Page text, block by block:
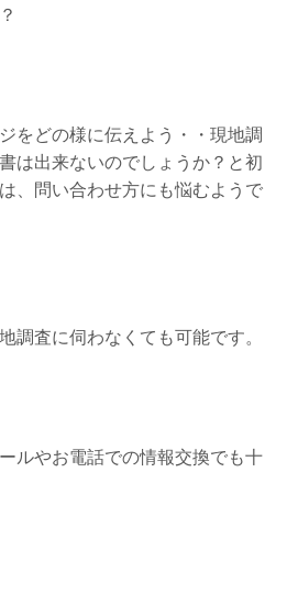
をどの様に伝えよう・・現地調
は出来ないのでしょうか？と初
、 問い合わせ方にも悩むようで
調査に伺わなくても可能です。
ルやお電話での情報交換でも十